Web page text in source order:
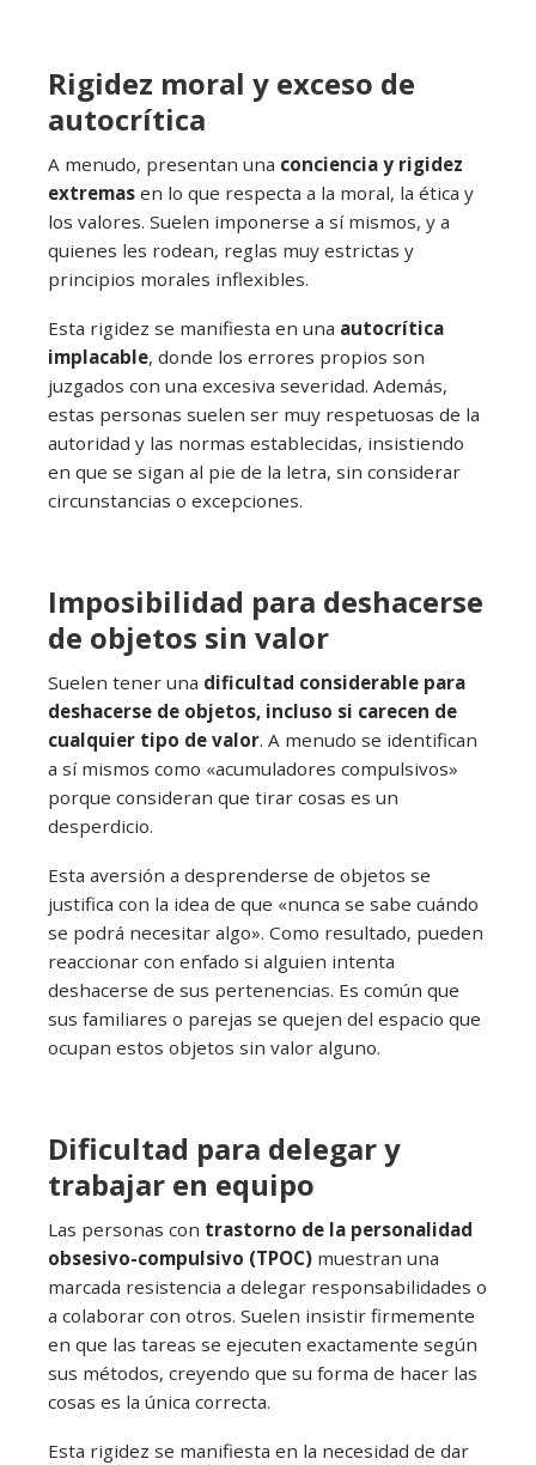
Rigidez moral y exceso de
autocrítica
A menudo, presentan una conciencia y rigidez
extremas en lo que respecta a la moral, la ética y
los valores. Suelen imponerse a sí mismos, y a
quienes les rodean, reglas muy estrictas y
principios morales inflexibles.
Esta rigidez se manifiesta en una autocrítica
implacable, donde los errores propios son
juzgados con una excesiva severidad. Además,
estas personas suelen ser muy respetuosas de la
autoridad y las normas establecidas, insistiendo
en que se sigan al pie de la letra, sin considerar
circunstancias o excepciones.
Imposibilidad para deshacerse
de objetos sin valor
Suelen tener una dificultad considerable para
deshacerse de objetos, incluso si carecen de
cualquier tipo de valor. A menudo se identifican
a sí mismos como «acumuladores compulsivos»
porque consideran que tirar cosas es un
desperdicio.
Esta aversión a desprenderse de objetos se
justifica con la idea de que «nunca se sabe cuándo
se podrá necesitar algo». Como resultado, pueden
reaccionar con enfado si alguien intenta
deshacerse de sus pertenencias. Es común que
sus familiares o parejas se quejen del espacio que
ocupan estos objetos sin valor alguno.
Dificultad para delegar y
trabajar en equipo
Las personas con trastorno de la personalidad
obsesivo-compulsivo (TPOC) muestran una
marcada resistencia a delegar responsabilidades o
a colaborar con otros. Suelen insistir firmemente
en que las tareas se ejecuten exactamente según
sus métodos, creyendo que su forma de hacer las
cosas es la única correcta.
Esta rigidez se manifiesta en la necesidad de dar